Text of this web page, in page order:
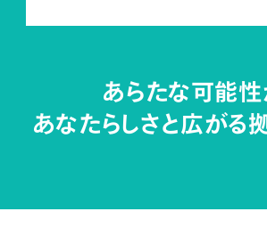
あらたな可能性
あなたらしさと広がる